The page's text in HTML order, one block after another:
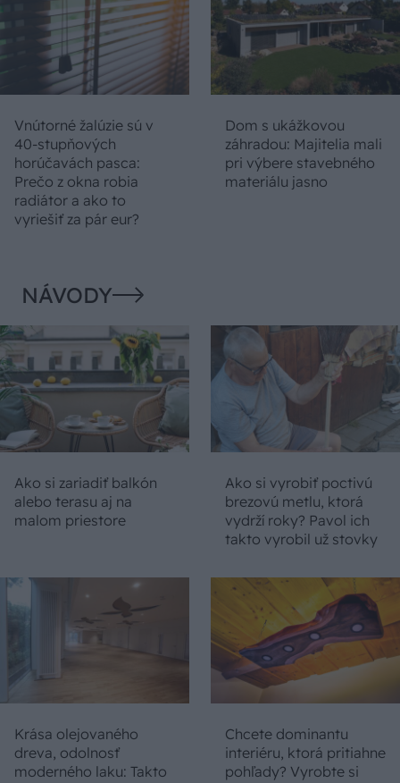
Vnútorné žalúzie sú v
40-stupňových
horúčavách pasca:
Prečo z okna robia
radiátor a ako to
vyriešiť za pár eur?
Dom s ukážkovou
záhradou: Majitelia mali
pri výbere stavebného
materiálu jasno
NÁVODY
Ako si zariadiť balkón
alebo terasu aj na
malom priestore
Ako si vyrobiť poctivú
brezovú metlu, ktorá
vydrží roky? Pavol ich
takto vyrobil už stovky
Krása olejovaného
dreva, odolnosť
moderného laku: Takto
Chcete dominantu
interiéru, ktorá pritiahne
pohľady? Vyrobte si